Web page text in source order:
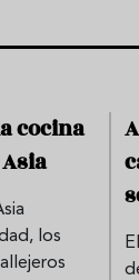
cocina
los